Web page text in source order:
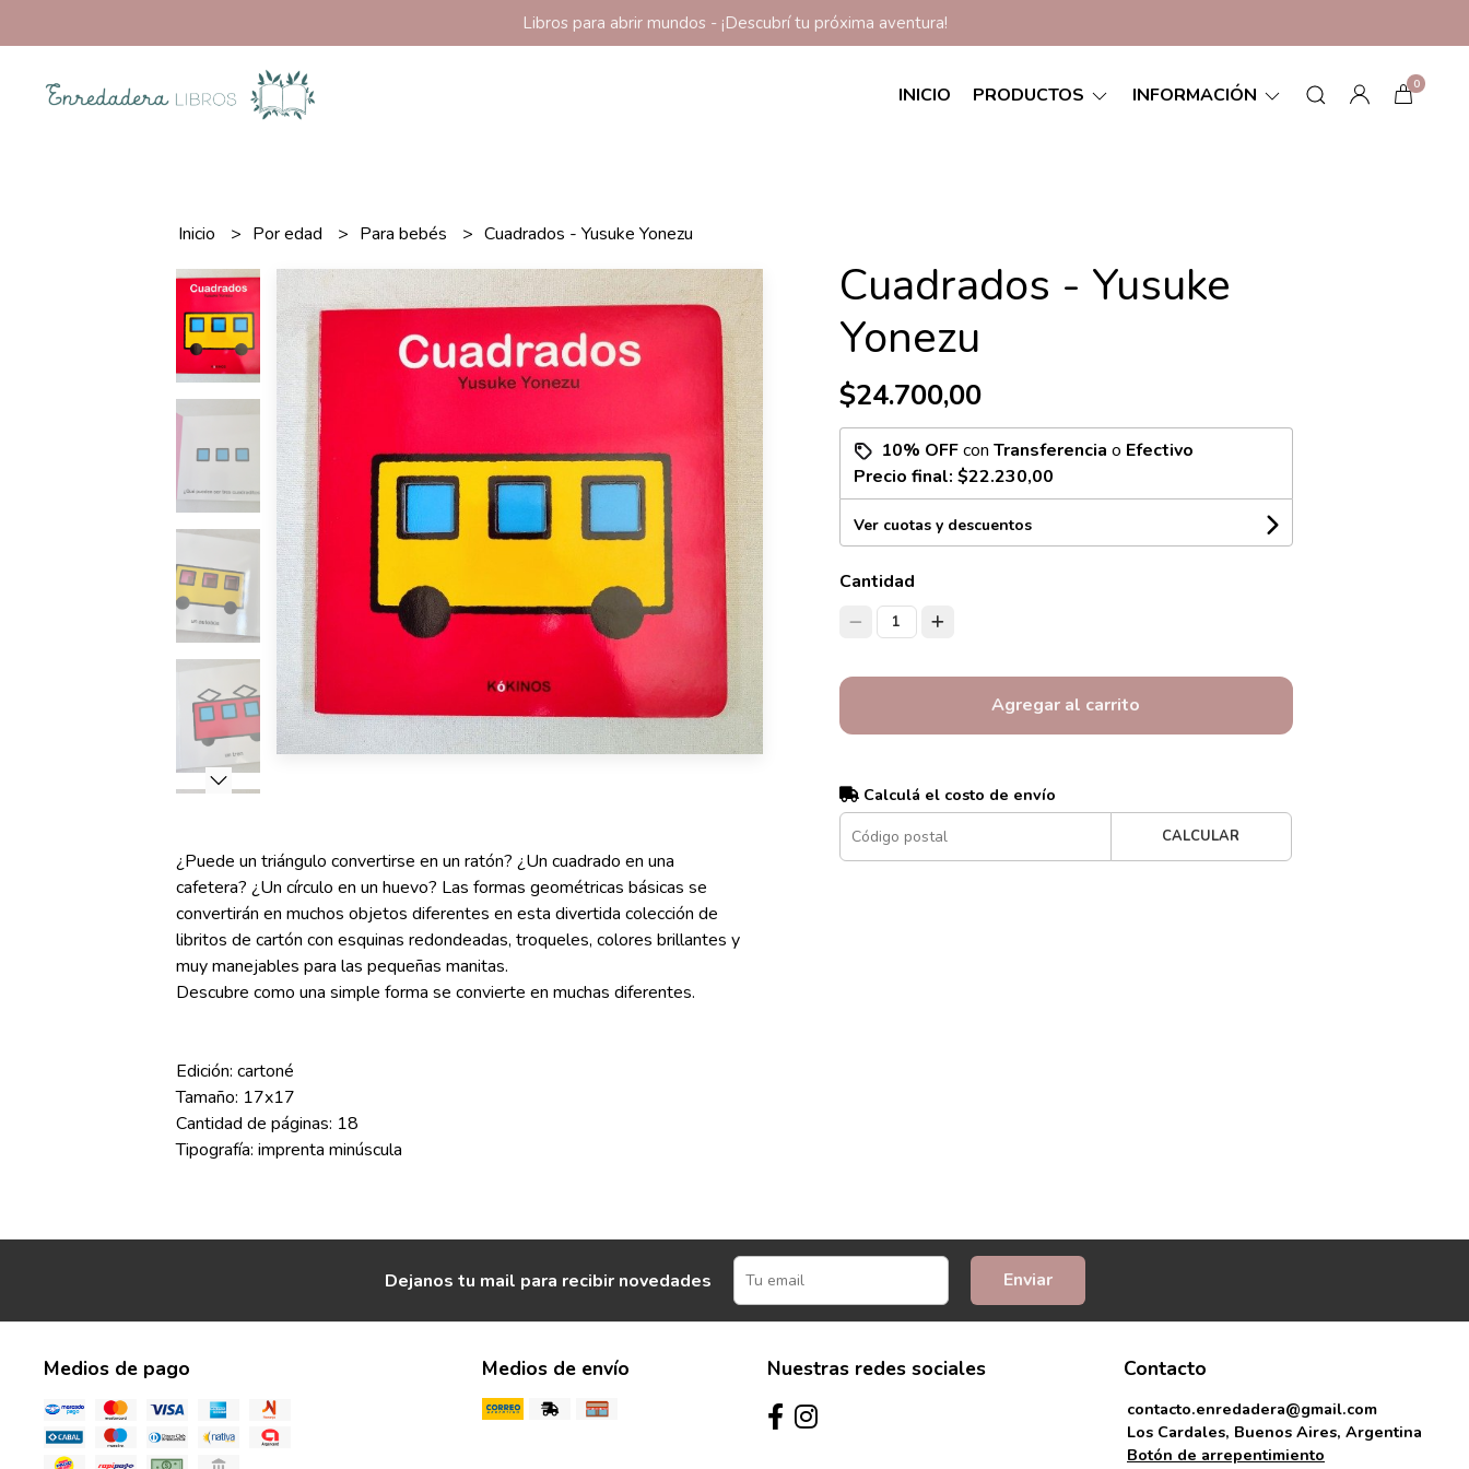
Libros para abrir mundos - ¡Descubrí tu próxima aventura!
INICIO PRODUCTOS INFORMACIÓN 0
Inicio Por edad Para bebés Cuadrados - Yusuke Yonezu
¿Puede un triángulo convertirse en un ratón? ¿Un cuadrado en una
cafetera? ¿Un círculo en un huevo? Las formas geométricas básicas se
convertirán en muchos objetos diferentes en esta divertida colección de
libritos de cartón con esquinas redondeadas, troqueles, colores brillantes y
muy manejables para las pequeñas manitas.
Descubre como una simple forma se convierte en muchas diferentes.
Edición: cartoné
Tamaño: 17x17
Cantidad de páginas: 18
Tipografía: imprenta minúscula
Cuadrados - Yusuke
Yonezu
$24.700,00
10% OFFcon Transferencia o Efectivo
Precio final: $22.230,00
Ver cuotas y descuentos
Cantidad
1
Agregar al carrito
Calculá el costo de envío
CALCULAR
Dejanos tu mail para recibir novedades Enviar
Medios de pago Medios de envío Nuestras redes sociales Contacto
contacto.enredadera@gmail.com
Los Cardales, Buenos Aires, Argentina
Botón de arrepentimiento